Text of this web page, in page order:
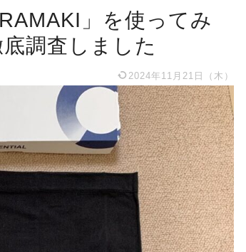
」を使ってみ
調査しました
2024年11月21日（木）